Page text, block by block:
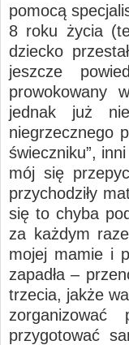
pomocą
8 roku życia
dziecko
jeszcze
prowokowany
jednak już
niegrzecznego
świeczniku”,
mój się
przychodziły
się to chyba
za każdym
mojej mamie i
zapadła –
trzecia, jakże
przygotować